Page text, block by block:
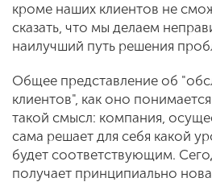
кроме наших клиентов не
сказать, что мы делаем
наилучший путь решения
Общее представление об
клиентов", как оно
такой смысл: компания,
сама решает для себя какой
будет соответствующим.
получает принципиально